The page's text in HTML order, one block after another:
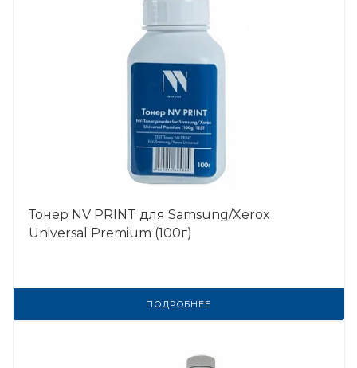
Тонер NV PRINT для Samsung/Xerox
Universal Premium (100г)
ПОДРОБНЕЕ